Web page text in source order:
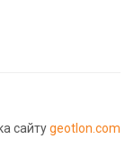
сайтуgeotlon.com